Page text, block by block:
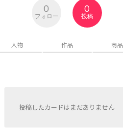
0
フォロー
0
投稿
人物 作品 商品
投稿したカードはまだありません